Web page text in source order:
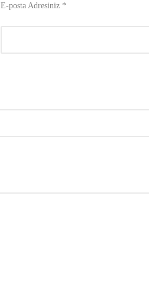
E-posta Adresiniz *